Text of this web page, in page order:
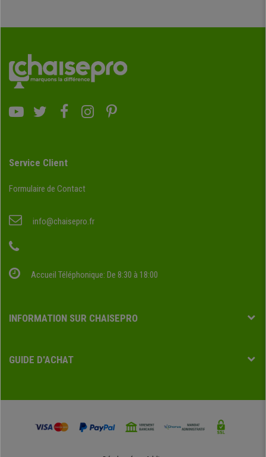
Service Client
Formulaire de Contact
info@chaisepro.fr
Accueil Téléphonique: De 8:30 à 18:00
INFORMATION SUR CHAISEPRO
GUIDE D'ACHAT